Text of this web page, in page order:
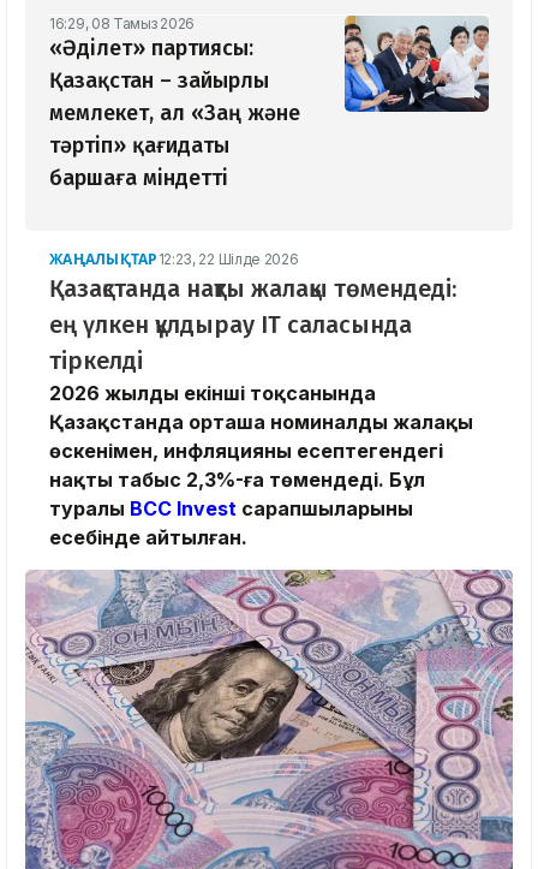
16:29, 08 Тамыз 2026
«Әділет» партиясы:
Қазақстан – зайырлы
мемлекет, ал «Заң және
тәртіп» қағидаты
баршаға міндетті
ЖАҢАЛЫҚТАР 12:23, 22 Шілде 2026
Қазақстанда нақты жалақы төмендеді:
ең үлкен құлдырау IT саласында
тіркелді
2026 жылдың екінші тоқсанында
Қазақстанда орташа номиналды жалақы
өскенімен, инфляцияны есептегендегі
нақты табыс 2,3%-ға төмендеді. Бұл
туралы BCC Invest сарапшыларының
есебінде айтылған.